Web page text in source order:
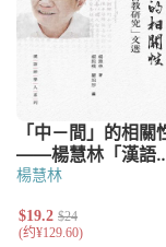
楊慧林